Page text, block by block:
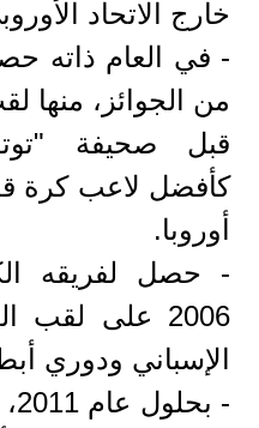
خارج الاتحاد
- في العام ذاته
من الجوائز، منها
قبل صحيفة
أوروبا.
- حصل لفريقه
2006 على
الإسباني ودوري
-